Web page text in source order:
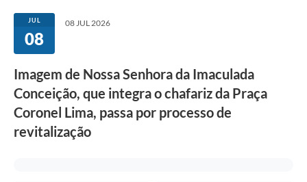
JUL
08
08 JUL 2026
Imagem de Nossa Senhora da Imaculada
Conceição, que integra o chafariz da Praça
Coronel Lima, passa por processo de
revitalização